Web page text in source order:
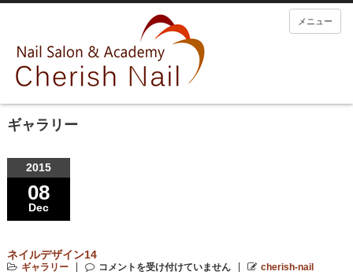
メニュー
ギャラリー
2015
08
Dec
ネイルデザイン14
ギャラリー コメントを受け付けていません cherish-nail